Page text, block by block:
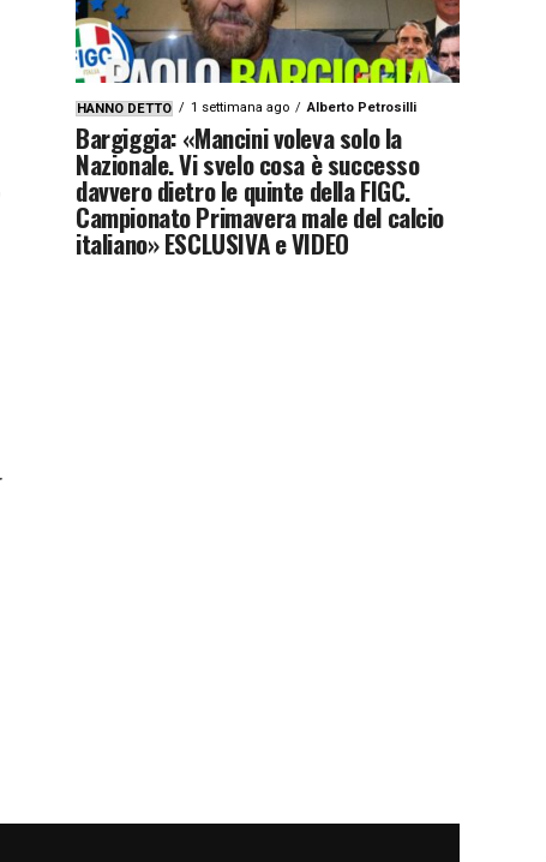
HANNO DETTO 1 settimana ago Alberto Petrosilli
Bargiggia: «Mancini voleva solo la
Nazionale. Vi svelo cosa è successo
davvero dietro le quinte della FIGC.
Campionato Primavera male del calcio
italiano» ESCLUSIVA e VIDEO